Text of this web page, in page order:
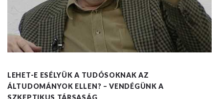
LEHET-E ESÉLYÜK A TUDÓSOKNAK AZ
ÁLTUDOMÁNYOK ELLEN? – VENDÉGÜNK A